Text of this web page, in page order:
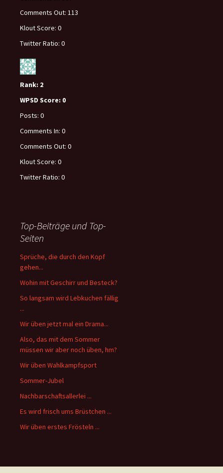
Comments Out: 113
Klout Score: 0
Twitter Ratio: 0
Rank: 2
WPSD Score: 0
Posts: 0
Comments In: 0
Comments Out: 0
Klout Score: 0
Twitter Ratio: 0
Top-Beiträge und Top-
Seiten
Sprüche, die durch den Kopf
gehen...
Wohin mit Geschirr und Besteck?
So langsam wird Lebkuchen fällig
...
Wir üben jetzt mal ein Drama...
Also, das mit dem Sommer
müssen wir aber noch üben, hm?
Wir üben Wahlkampfsport
Sommer-Jubel
Nachbarschaftsallerlei ...
Es wird frisch ums Brüstchen ...
Wir üben erstes Frösteln ...